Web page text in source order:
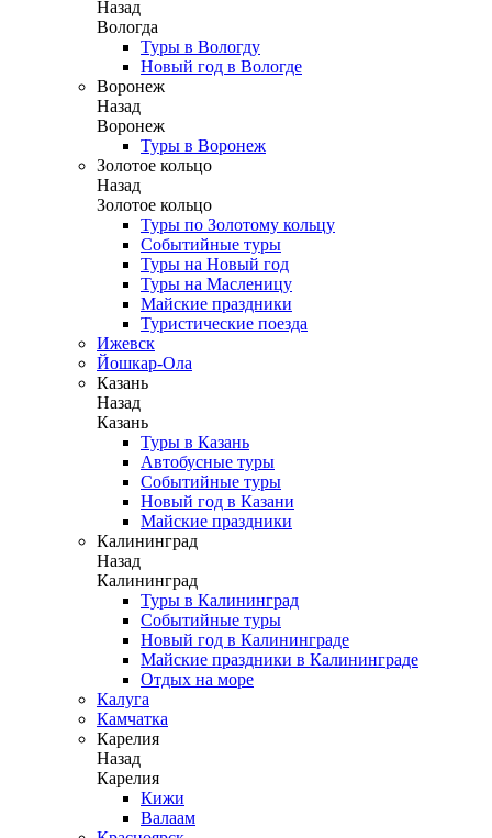
Назад
Вологда
Туры в Вологду
Новый год в Вологде
Воронеж
Назад
Воронеж
Туры в Воронеж
Золотое кольцо
Назад
Золотое кольцо
Туры по Золотому кольцу
Событийные туры
Туры на Новый год
Туры на Масленицу
Майские праздники
Туристические поезда
Ижевск
Йошкар-Ола
Казань
Назад
Казань
Туры в Казань
Автобусные туры
Событийные туры
Новый год в Казани
Майские праздники
Калининград
Назад
Калининград
Туры в Калининград
Событийные туры
Новый год в Калининграде
Майские праздники в Калининграде
Отдых на море
Калуга
Камчатка
Карелия
Назад
Карелия
Кижи
Валаам